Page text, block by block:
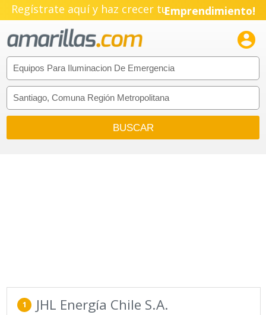
Regístrate aquí y haz crecer tuEmprendimiento!

1 JHL Energía Chile S.A.